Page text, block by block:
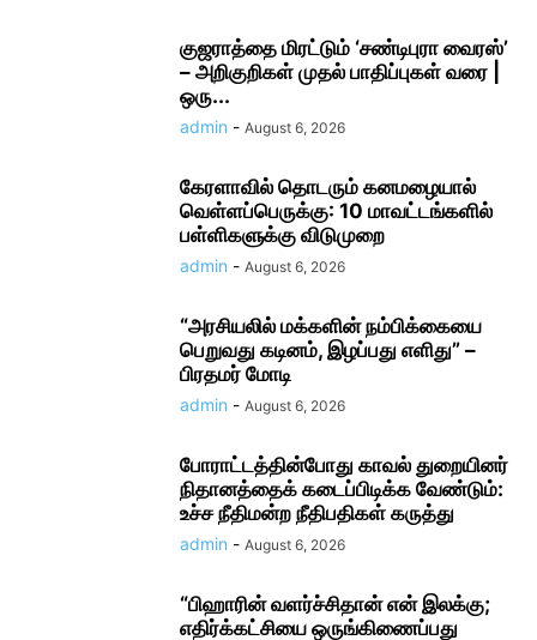
குஜராத்தை மிரட்டும் ‘சண்டிபுரா வைரஸ்’
– அறிகுறிகள் முதல் பாதிப்புகள் வரை |
ஒரு...
admin - August 6, 2026
கேரளாவில் தொடரும் கனமழையால்
வெள்ளப்பெருக்கு: 10 மாவட்டங்களில்
பள்ளிகளுக்கு விடுமுறை
admin - August 6, 2026
“அரசியலில் மக்களின் நம்பிக்கையை
பெறுவது கடினம், இழப்பது எளிது” –
பிரதமர் மோடி
admin - August 6, 2026
போராட்டத்தின்போது காவல் துறையினர்
நிதானத்தைக் கடைப்பிடிக்க வேண்டும்:
உச்ச நீதிமன்ற நீதிபதிகள் கருத்து
admin - August 6, 2026
“பிஹாரின் வளர்ச்சிதான் என் இலக்கு;
எதிர்க்கட்சியை ஒருங்கிணைப்பது